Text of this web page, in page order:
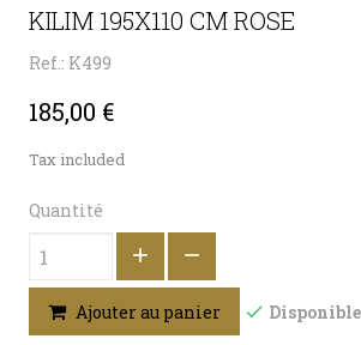
KILIM 195X110 CM ROSE
Ref.: K499
185,00 €
Tax included
Quantité
Ajouter au panier Disponible